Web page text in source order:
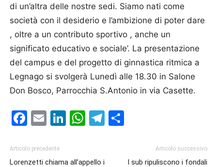
di un’altra delle nostre sedi. Siamo nati come
società con il desiderio e l’ambizione di poter dare
, oltre a un contributo sportivo , anche un
significato educativo e sociale’. La presentazione
del campus e del progetto di ginnastica ritmica a
Legnago si svolgerà Lunedì alle 18.30 in Salone
Don Bosco, Parrocchia S.Antonio in via Casette.
Facebook
EmailLinkedIn
WhatsApp
Telegram
Articolo precedente
Lorenzetti chiama all’appello i
Articolo successivo
I sub ripuliscono i fondali